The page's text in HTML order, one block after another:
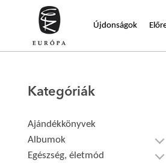
Újdonságok
Kategóriák
Ajándékkönyvek
Albumok
Egészség, életmód